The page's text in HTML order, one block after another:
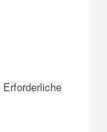
Erforderliche